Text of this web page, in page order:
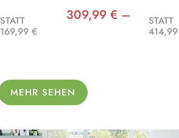
STATT
169,99 €
309,99 € –
STATT
MEHR SEHEN